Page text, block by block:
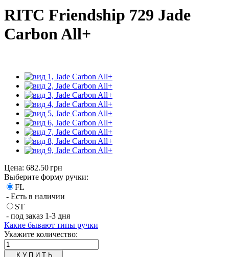
RITC Friendship 729 Jade
Carbon All+
Цена: 682.50 грн
Выберите форму ручки:
FL
- Есть в наличии
ST
- под заказ 1-3 дня
Какие бывают типы ручки
Укажите количество: